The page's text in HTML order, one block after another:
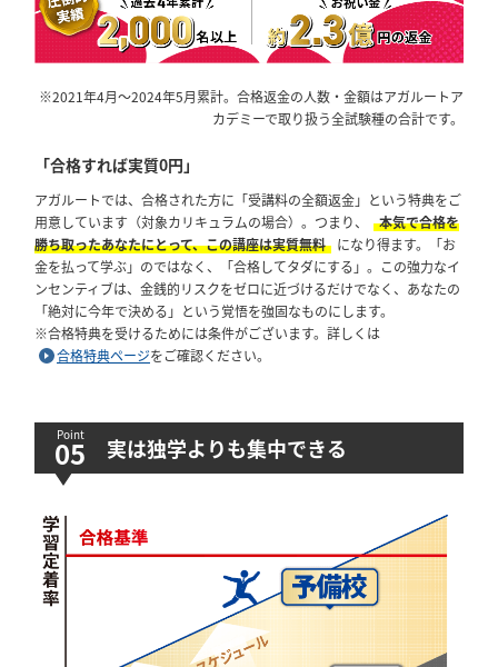
※2021年4月～2024年5月累計。合格返金の人数・金額はアガルートア
カデミーで取り扱う全試験種の合計です。
「合格すれば実質0円」
アガルートでは、合格された方に「受講料の全額返金」という特典をご
用意しています（対象カリキュラムの場合）。つまり、
本気で合格を
勝ち取ったあなたにとって、この講座は実質無料
になり得ます。「お
金を払って学ぶ」のではなく、「合格してタダにする」。この強力なイ
ンセンティブは、金銭的リスクをゼロに近づけるだけでなく、あなたの
「絶対に今年で決める」という覚悟を強固なものにします。
※合格特典を受けるためには条件がございます。詳しくは
合格特典ページをご確認ください。
実は独学よりも集中できる